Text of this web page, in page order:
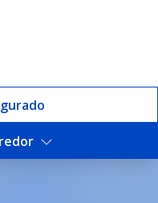
Porto